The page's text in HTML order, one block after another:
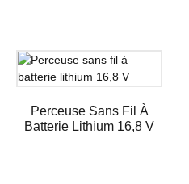
Perceuse Sans Fil À
Batterie Lithium 16,8 V